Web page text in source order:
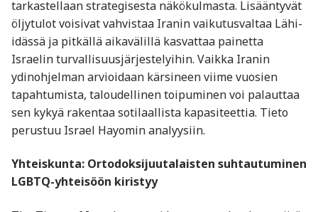
tarkastellaan strategisesta näkökulmasta. Lisääntyvät
öljytulot voisivat vahvistaa Iranin vaikutusvaltaa Lähi-
idässä ja pitkällä aikavälillä kasvattaa painetta
Israelin turvallisuusjärjestelyihin. Vaikka Iranin
ydinohjelman arvioidaan kärsineen viime vuosien
tapahtumista, taloudellinen toipuminen voi palauttaa
sen kykyä rakentaa sotilaallista kapasiteettia. Tieto
perustuu Israel Hayomin analyysiin.
Yhteiskunta: Ortodoksijuutalaisten suhtautuminen
LGBTQ-yhteisöön kiristyy